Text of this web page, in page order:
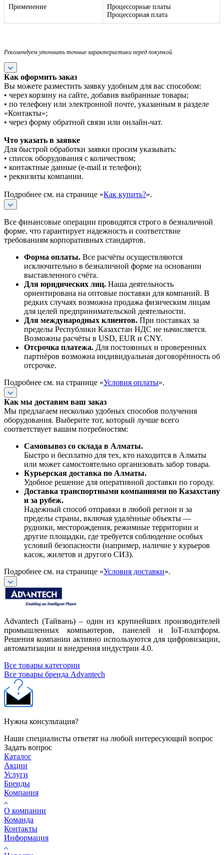
Применение
Процессорные платы
Процессорная плата
Рекомендуем уточнить точные характеристики перед покупкой.
Как оформить заказ
Вы можете разместить заявку удобным для вас способом:
• через корзину на сайте, добавив выбранные товары;
• по телефону или электронной почте, указанным в разделе
«Контакты»;
• через форму обратной связи или онлайн-чат.
Что указать в заявке
Для быстрой обработки заявки просим указывать:
• список оборудования с количеством;
• контактные данные (e-mail и телефон);
• реквизиты компании.
Подробнее см. на странице «Как купить?».
Все финансовые операции проводятся строго в безналичной
форме, что гарантирует надежность и соответствие
требованиям корпоративных стандартов.
Форма оплаты. Все расчёты осуществляются
исключительно в безналичной форме на основании
выставленного счёта.
Для юридических лиц. Наша деятельность
ориентирована на оптовые поставки для компаний. В
редких случаях возможна продажа физическим лицам
для целей предпринимательской деятельности.
Для международных клиентов. При поставках за
пределы Республики Казахстан НДС не начисляется.
Возможны расчёты в USD, EUR и CNY.
Отсрочка платежа. Для постоянных и проверенных
партнёров возможна индивидуальная договорённость об
отсрочке.
Подробнее см. на странице «Условия оплаты».
Как мы доставим ваш заказ
Мы предлагаем несколько удобных способов получения
оборудования. Выберите тот, который лучше всего
соответствует вашим потребностям:
Самовывоз со склада в Алматы.
Быстро и бесплатно для тех, кто находится в Алматы
или может самостоятельно организовать забор товара.
Курьерская доставка по Алматы.
Удобное решение для оперативной доставки по городу.
Доставка транспортными компаниями по Казахстану
и за рубеж.
Надежный способ отправки в любой регион и за
пределы страны, включая удалённые объекты —
рудники, месторождения, режимные территории и
другие площадки, где требуется соблюдение особых
условий безопасности (например, наличие у курьеров
касок, жилетов и другого СИЗ).
Подробнее см. на странице «Условия доставки».
Advantech (Тайвань) – один из крупнейших производителей
промышленных компьютеров, панелей и IoT-платформ.
Решения компании активно используются для цифровизации,
автоматизации и внедрения индустрии 4.0.
Все товары категории
Все товары бренда Advantech
Нужна консультация?
Наши специалисты ответят на любой интересующий вопрос
Задать вопрос
Каталог
Акции
Услуги
Бренды
Компания
О компании
Команда
Контакты
Информация